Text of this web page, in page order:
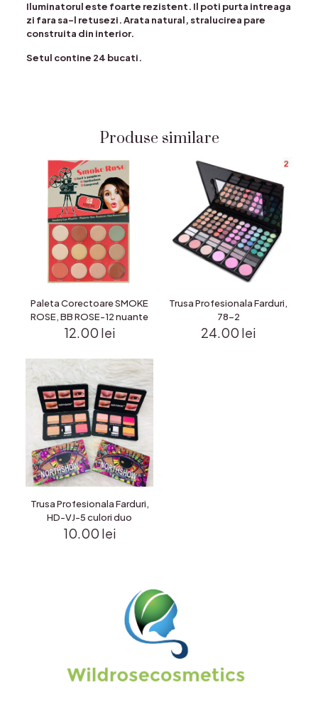
Iluminatorul este foarte rezistent. Il poti purta intreaga
zi fara sa-l retusezi. Arata natural, stralucirea pare
construita din interior.
Setul contine 24 bucati.
Produse similare
Paleta Corectoare SMOKE
ROSE, BB ROSE-12 nuante
12.00 lei
Trusa Profesionala Farduri,
78-2
24.00 lei
Trusa Profesionala Farduri,
HD-VJ-5 culori duo
10.00 lei